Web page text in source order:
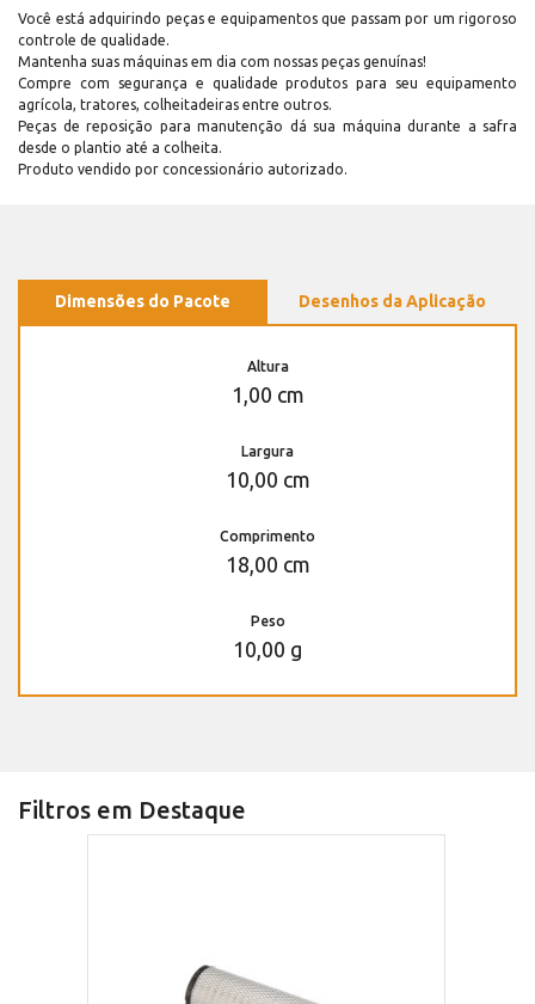
Você está adquirindo peças e equipamentos que passam por um rigoroso
controle de qualidade.
Mantenha suas máquinas em dia com nossas peças genuínas!
Compre com segurança e qualidade produtos para seu equipamento
agrícola, tratores, colheitadeiras entre outros.
Peças de reposição para manutenção dá sua máquina durante a safra
desde o plantio até a colheita.
Produto vendido por concessionário autorizado.
Dimensões do Pacote Desenhos da Aplicação
Altura
1,00 cm
Largura
10,00 cm
Comprimento
18,00 cm
Peso
10,00 g
Filtros em Destaque